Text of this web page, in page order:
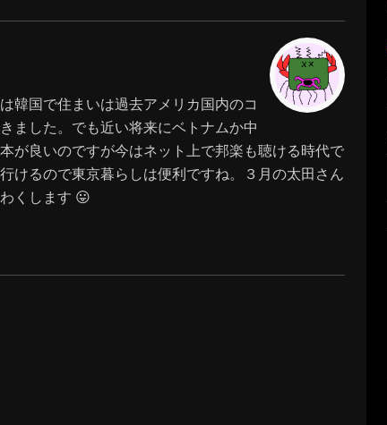
韓国で住まいは過去アメリカ国内のコ
ました。でも近い将来にベトナムか中
が良いのですが今はネット上で邦楽も聴ける時代で
けるので東京暮らしは便利ですね。３月の太田さん
くします 😛